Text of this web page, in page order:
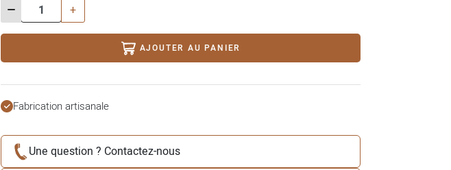
- +
AJOUTER AU PANIER
Fabrication artisanale
Une question ? Contactez-nous